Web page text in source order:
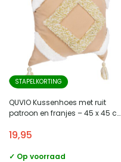
STAPELKORTING
QUVIO Kussenhoes met ruit
patroon en franjes – 45 x 45 cm
19,95
✓ Op voorraad